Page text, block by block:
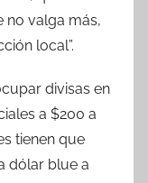
no valga más,
local”.
divisas en
a $200 a
tienen que
dólar blue a